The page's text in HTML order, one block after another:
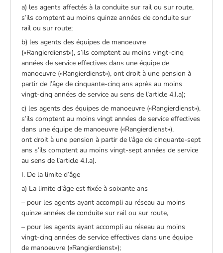
a) les agents affectés à la conduite sur rail ou sur route,
s’ils comptent au moins quinze années de conduite sur
rail ou sur route;
b) les agents des équipes de manoeuvre
(«Rangierdienst»), s’ils comptent au moins vingt-cinq
années de service effectives dans une équipe de
manoeuvre («Rangierdienst»), ont droit à une pension à
partir de l’âge de cinquante-cinq ans après au moins
vingt-cinq années de service au sens de l’article 4.I.a);
c) les agents des équipes de manoeuvre («Rangierdienst»),
s’ils comptent au moins vingt années de service effectives
dans une équipe de manoeuvre («Rangierdienst»),
ont droit à une pension à partir de l’âge de cinquante-sept
ans s’ils comptent au moins vingt-sept années de service
au sens de l’article 4.I.a).
I. De la limite d’âge
a) La limite d’âge est fixée à soixante ans
– pour les agents ayant accompli au réseau au moins
quinze années de conduite sur rail ou sur route,
– pour les agents ayant accompli au réseau au moins
vingt-cinq années de service effectives dans une équipe
de manoeuvre («Rangierdienst»);